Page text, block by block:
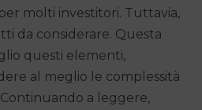
molti investitori. Tuttavia,
da considerare. Questa
questi elementi,
al meglio le complessità
a leggere,